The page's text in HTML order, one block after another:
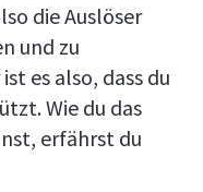
die Auslöser
und zu
es also, dass du
Wie du das
erfährst du